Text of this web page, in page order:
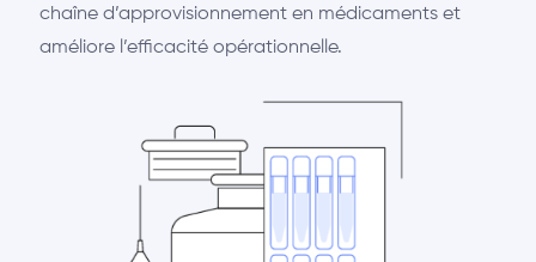
chaîne d’approvisionnement en médicaments et
améliore l’efficacité opérationnelle.